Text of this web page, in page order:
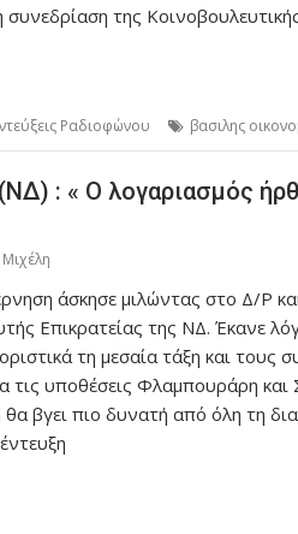
συνεδρίαση της
Ραδιοφώνου βασιλης
: « Ο λογαριασμός
άσκησε μιλώντας στο Δ/Ρ
Επικρατείας της ΝΔ. Έκανε
τη μεσαία τάξη και τους
τις υποθέσεις Φλαμπουράρη
βγει πιο δυνατή από όλη τη